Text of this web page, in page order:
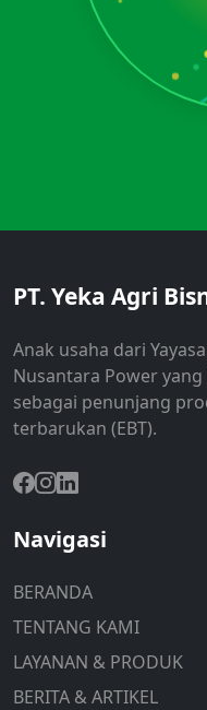
PT. Yeka Agri
Anak usaha dari
Nusantara Power
sebagai penunjang
terbarukan (EBT).
Navigasi
BERANDA
TENTANG KAMI
LAYANAN & PRODUK
BERITA & ARTIKEL